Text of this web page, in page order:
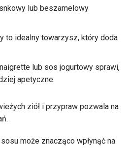
lub beszamelowy
to idealny towarzysz, który doda
lub sos jogurtowy sprawi,
apetyczne.
ziół i przypraw pozwala na
może znacząco wpłynąć na